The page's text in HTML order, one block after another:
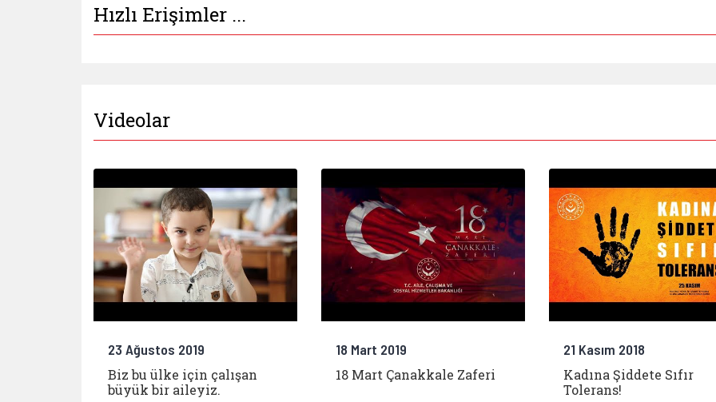
Hızlı Erişimler ...
Videolar
23 Ağustos 2019
Biz bu ülke için çalışan
büyük bir aileyiz.
18 Mart 2019
18 Mart Çanakkale Zaferi
21 Kasım 2018
Kadına Şiddete Sıfır
Tolerans!